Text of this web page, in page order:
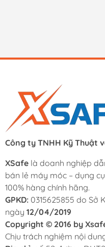
Công ty TNHH Kỹ Thuật
XSafe là doanh nghiệp
bán lẻ máy móc – dụng
100% hàng chính hãng.
GPKD: 0315625855 do Sở
ngày 12/04/2019
Copyright © 2016 by
Chịu trách nghiệm nội